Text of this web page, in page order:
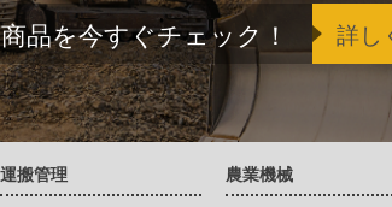
品を今すぐチェック！ 詳し
運搬管理 農業機械